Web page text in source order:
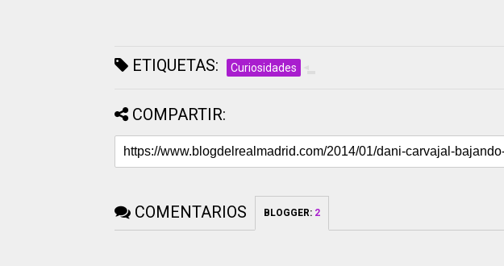
ETIQUETAS: Curiosidades
COMPARTIR:
COMENTARIOS BLOGGER: 2